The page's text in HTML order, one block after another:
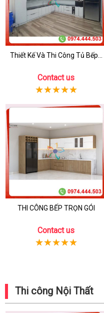
Thiết Kế Và Thi Công Tủ Bếp...
Contact us
THI CÔNG BẾP TRỌN GÓI
Contact us
Thi công Nội Thất